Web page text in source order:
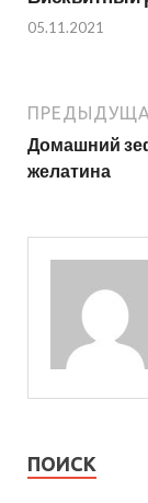
05.11.2021
Домашний
желатина
ПОИСК